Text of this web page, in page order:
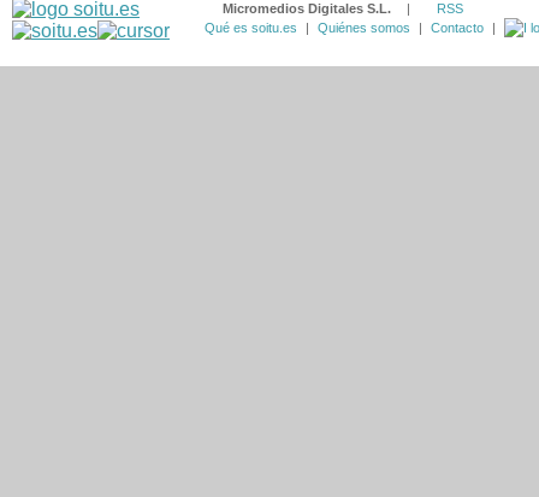
Micromedios Digitales S.L. |
RSS
Qué es soitu.es
| Quiénes somos | Contacto |